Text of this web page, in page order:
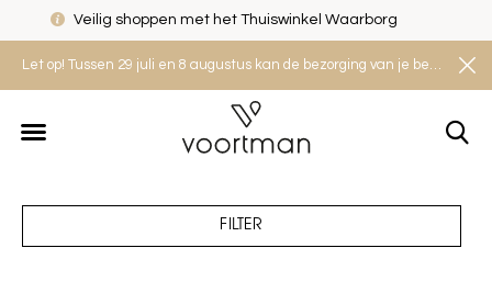
Let op! Tussen 29 juli en 8 augustus kan de bezorging van je bestelling iets langer duren. Houd rekening met een levertijd van 2 tot 4 werkdagen.
Veilig shoppen met het Thuiswinkel Waarborg
FILTER